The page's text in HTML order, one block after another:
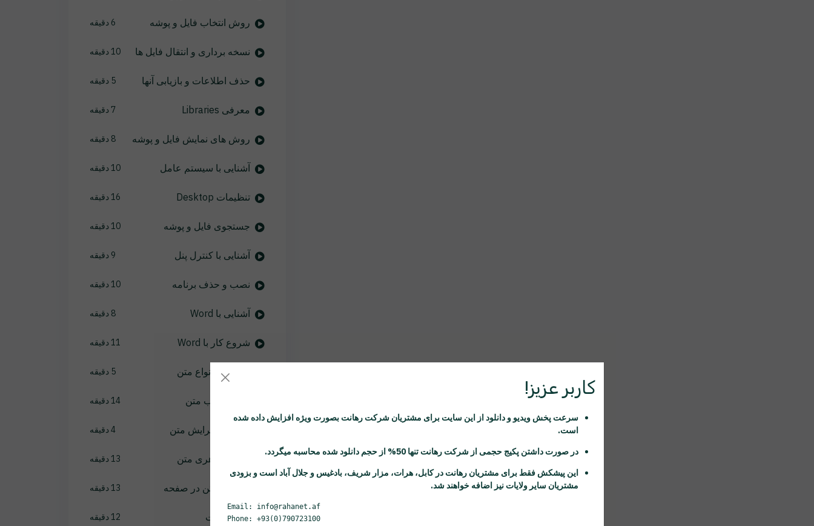
روش انتخاب فایل و پوشه 6 دقیقه
نسخه برداری و انتقال فایل ها 10 دقیقه
حذف اطلاعات و بازیابی آنها 5 دقیقه
معرفی Libraries 7 دقیقه
روش های نمایش فایل و پوشه 8 دقیقه
آشنایی با سیستم عامل 10 دقیقه
تنظیمات Desktop 16 دقیقه
جستجوی فایل و پوشه 10 دقیقه
آشنایی با کنترل پنل 9 دقیقه
نصب و حذف برنامه 10 دقیقه
آشنایی با Word 8 دقیقه
شروع کار با Word 11 دقیقه
آشنایی با انواع متن 5 دقیقه
نحوه انتخاب متن 14 دقیقه
اصلاح و ویرایش متن 4 دقیقه
کنترل ظاهری متن 13 دقیقه
چیدمان متن در صفحه 13 دقیقه
ایجاد لیست 12 دقیقه
کاربر عزیز!
سرعت پخش ویدیو و دانلود از این سایت برای مشتریان شرکت رهانت بصورت ویژه افزایش داده شده
است.
در صورت داشتن پکیج حجمی از شرکت رهانت تنها 50% از حجم دانلود شده محاسبه میگردد.
این پیشکش فقط برای مشتریان رهانت در کابل، هرات، مزار شریف، بادغیس و جلال آباد است و بزودی
مشتریان سایر ولایات نیز اضافه خواهند شد.
Email: info@rahanet.af
Phone: +93(0)790723100